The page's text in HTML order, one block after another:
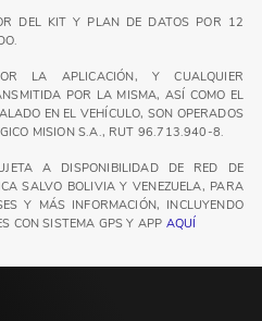
DEL KIT Y PLAN DE DATOS POR 12
LA APLICACIÓN, Y CUALQUIER
POR LA MISMA, ASÍ COMO EL
EN EL VEHÍCULO, SON OPERADOS
MISION S.A., RUT 96.713.940-8.
A DISPONIBILIDAD DE RED DE
SALVO BOLIVIA Y VENEZUELA, PARA
Y MÁS INFORMACIÓN, INCLUYENDO
CON SISTEMA GPS Y APP AQUÍ